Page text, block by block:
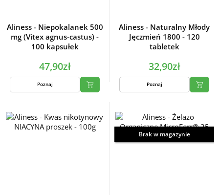
Aliness - Niepokalanek 500
mg (Vitex agnus-castus) -
100 kapsułek
47,90zł
Poznaj
Aliness - Naturalny Młody
Jęczmień 1800 - 120
tabletek
32,90zł
Poznaj
Brak w magazynie